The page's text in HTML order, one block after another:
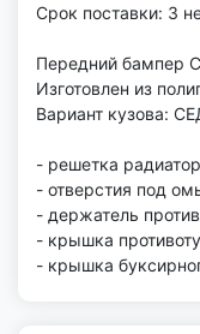
Срок поставки: 3
Передний бампер
Изготовлен из
Вариант кузова:
- решетка
- отверстия под
- держатель
- крышка
- крышка